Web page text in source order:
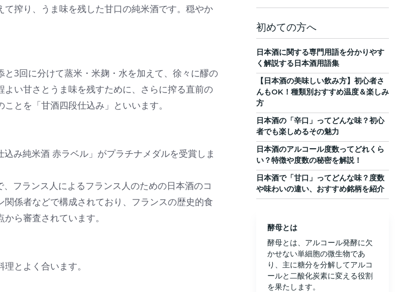
搾り、うま味を残した甘口の純米酒です。穏やか
3回に分けて蒸米・米麹・水を加えて、徐々に醪の
い甘さとうま味を残すために、さらに搾る直前の
とを「甘酒四段仕込み」といいます。
み純米酒 赤ラベル」がプラチナメダルを受賞しま
フランス人によるフランス人のための日本酒のコ
係者などで構成されており、フランスの歴史的食
ら審査されています。
とよく合います。
初めての方へ
日本酒に関する専門用語を分かりやす
く解説する日本酒用語集
【日本酒の美味しい飲み方】初心者さ
んもOK！種類別おすすめ温度＆楽しみ
方
日本酒の「辛口」ってどんな味？初心
者でも楽しめるその魅力
日本酒のアルコール度数ってどれくら
い？特徴や度数の秘密を解説！
日本酒で「甘口」ってどんな味？度数
や味わいの違い、おすすめ銘柄を紹介
酵母とは
酵母とは、アルコール発酵に欠
かせない単細胞の微生物であ
り、主に糖分を分解してアルコ
ールと二酸化炭素に変える役割
を果たします。